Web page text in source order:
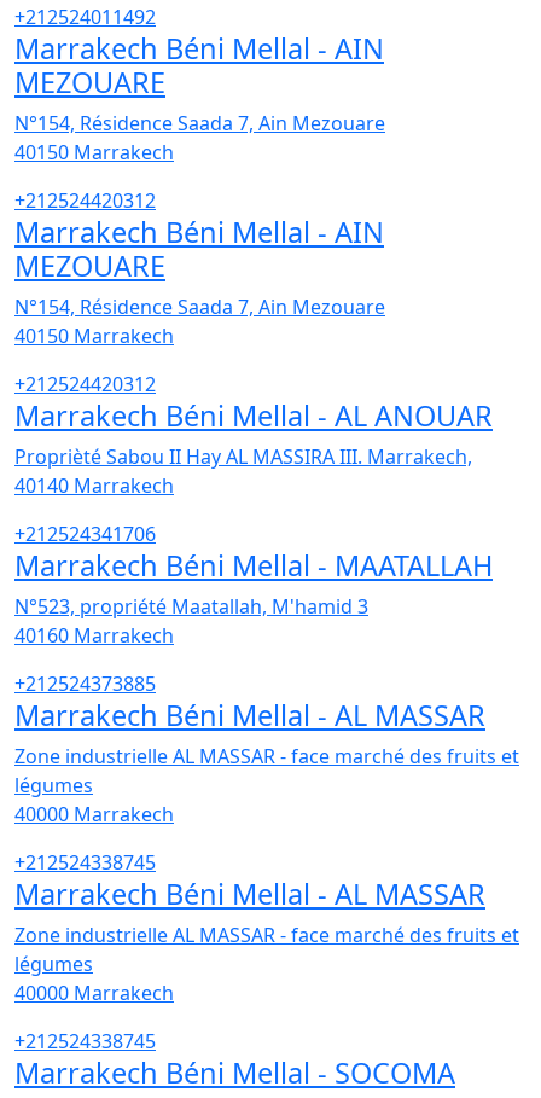
+212524011492
Marrakech Béni Mellal - AIN
MEZOUARE
N°154, Résidence Saada 7, Ain Mezouare
40150 Marrakech
+212524420312
Marrakech Béni Mellal - AIN
MEZOUARE
N°154, Résidence Saada 7, Ain Mezouare
40150 Marrakech
+212524420312
Marrakech Béni Mellal - AL ANOUAR
Proprièté Sabou II Hay AL MASSIRA III. Marrakech,
40140 Marrakech
+212524341706
Marrakech Béni Mellal - MAATALLAH
N°523, propriété Maatallah, M'hamid 3
40160 Marrakech
+212524373885
Marrakech Béni Mellal - AL MASSAR
Zone industrielle AL MASSAR - face marché des fruits et
légumes
40000 Marrakech
+212524338745
Marrakech Béni Mellal - AL MASSAR
Zone industrielle AL MASSAR - face marché des fruits et
légumes
40000 Marrakech
+212524338745
Marrakech Béni Mellal - SOCOMA